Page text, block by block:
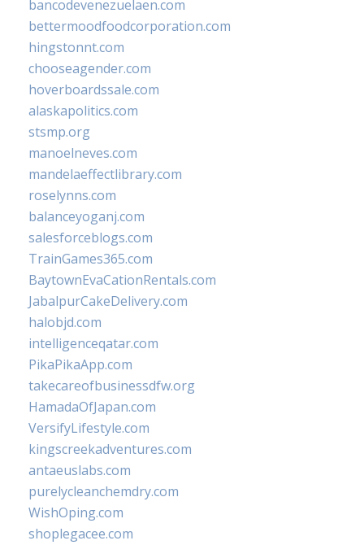
bancodevenezuelaen.com
bettermoodfoodcorporation.com
hingstonnt.com
chooseagender.com
hoverboardssale.com
alaskapolitics.com
stsmp.org
manoelneves.com
mandelaeffectlibrary.com
roselynns.com
balanceyoganj.com
salesforceblogs.com
TrainGames365.com
BaytownEvaCationRentals.com
JabalpurCakeDelivery.com
halobjd.com
intelligenceqatar.com
PikaPikaApp.com
takecareofbusinessdfw.org
HamadaOfJapan.com
VersifyLifestyle.com
kingscreekadventures.com
antaeuslabs.com
purelycleanchemdry.com
WishOping.com
shoplegacee.com